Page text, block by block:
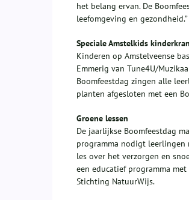
het belang ervan. De
leefomgeving en gezondheid.”
Speciale Amstelkids
Kinderen op Amstelveense
Emmerig van Tune4U/
Boomfeestdag zingen alle
planten afgesloten met een
Groene lessen
De jaarlijkse Boomfeestdag
programma nodigt leerlingen
les over het verzorgen en
een educatief programma
Stichting NatuurWijs.